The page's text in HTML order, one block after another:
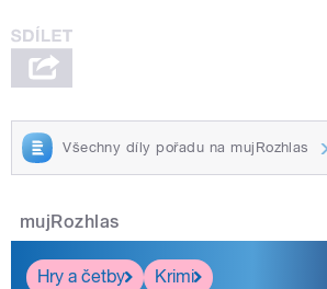
Všechny díly pořadu na mujRozhlas
mujRozhlas
Hry a četby
Krimi